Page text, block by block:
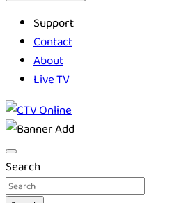
Support
Contact
About
Live TV
CTV Online
Search